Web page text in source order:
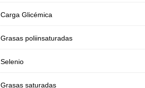
Carga Glicémica
Grasas poliinsaturadas
Selenio
Grasas saturadas